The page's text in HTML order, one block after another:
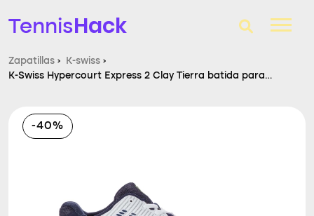
TennisHack
T-Finder
Raquetas de tenis
Comparador
Consultorio
Zapatillas › K-swiss ›
K-Swiss Hypercourt Express 2 Clay Tierra batida para
-40%